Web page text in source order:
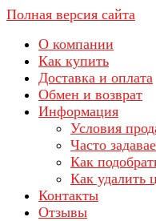
Полная версия сайта
О компании
Как купить
Доставка и оплата
Обмен и возврат
Информация
Условия
Часто
Как
Как удалить
Контакты
Отзывы